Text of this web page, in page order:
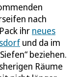
nach
ihr neues
und da im
beziehen.
Räume